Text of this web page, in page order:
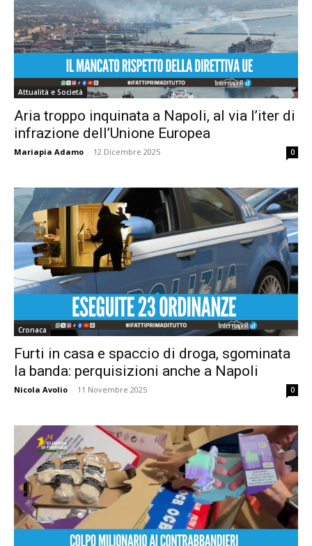
Attualità e Società
Aria troppo inquinata a Napoli, al via l’iter di
infrazione dell’Unione Europea
Mariapia Adamo - 12 Dicembre 2025 0
Cronaca
Furti in casa e spaccio di droga, sgominata
la banda: perquisizioni anche a Napoli
Nicola Avolio - 11 Novembre 2025 0